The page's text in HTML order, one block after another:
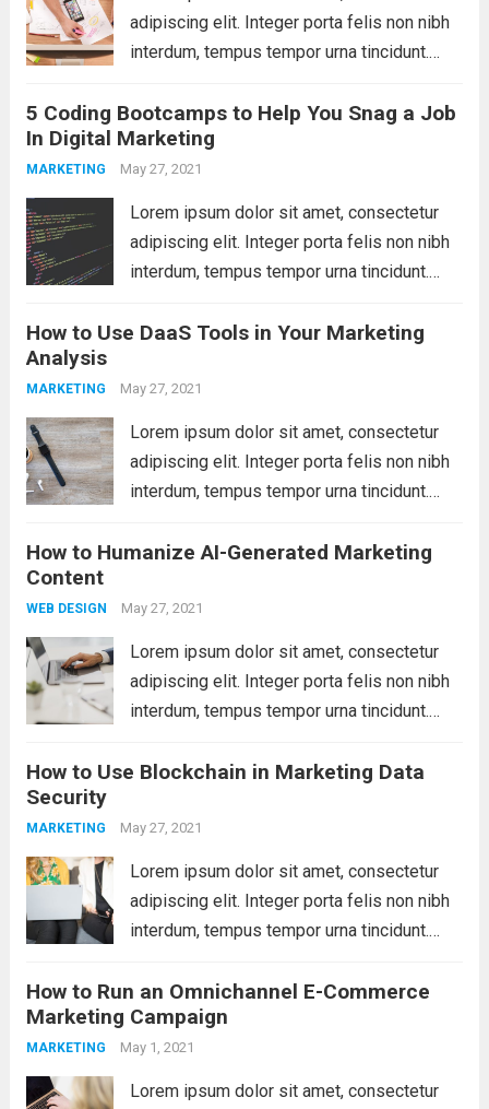
adipiscing elit. Integer porta felis non nibh
interdum, tempus tempor urna tincidunt.
libero. Aliquam mattis diam at nunc
molestie, sit amet pulvinar dui tincidunt.
Vestibulum ante ipsum primis...
5 Coding Bootcamps to Help You Snag a Job
In Digital Marketing
MARKETING May 27, 2021
Lorem ipsum dolor sit amet, consectetur
adipiscing elit. Integer porta felis non nibh
interdum, tempus tempor urna tincidunt.
libero. Aliquam mattis diam at nunc
Vestibulum ante ipsum primis...
How to Use DaaS Tools in Your Marketing
Analysis
MARKETING May 27, 2021
Lorem ipsum dolor sit amet, consectetur
adipiscing elit. Integer porta felis non nibh
interdum, tempus tempor urna tincidunt.
libero. Aliquam mattis diam at nunc
Vestibulum ante ipsum primis...
How to Humanize AI-Generated Marketing
Content
WEB DESIGN May 27, 2021
Lorem ipsum dolor sit amet, consectetur
adipiscing elit. Integer porta felis non nibh
interdum, tempus tempor urna tincidunt.
libero. Aliquam mattis diam at nunc
Vestibulum ante ipsum primis...
How to Use Blockchain in Marketing Data
Security
MARKETING May 27, 2021
Lorem ipsum dolor sit amet, consectetur
adipiscing elit. Integer porta felis non nibh
interdum, tempus tempor urna tincidunt.
libero. Aliquam mattis diam at nunc
molestie, sit amet pulvinar dui tincidunt.
Vestibulum ante ipsum primis...
How to Run an Omnichannel E-Commerce
Marketing Campaign
MARKETING May 1, 2021
Lorem ipsum dolor sit amet, consectetur